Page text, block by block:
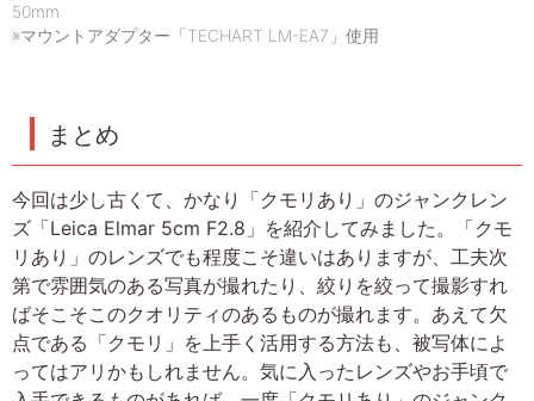
50mm
※マウントアダプター「TECHART LM-EA7」使用
まとめ
今回は少し古くて、かなり「クモリあり」のジャンクレン
ズ「Leica Elmar 5cm F2.8」を紹介してみました。「クモ
リあり」のレンズでも程度こそ違いはありますが、工夫次
第で雰囲気のある写真が撮れたり、絞りを絞って撮影すれ
ばそこそこのクオリティのあるものが撮れます。あえて欠
点である「クモリ」を上手く活用する方法も、被写体によ
ってはアリかもしれません。気に入ったレンズやお手頃で